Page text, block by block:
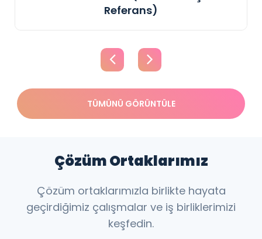
Referans)
TÜMÜNÜ GÖRÜNTÜLE
Çözüm Ortaklarımız
Çözüm ortaklarımızla birlikte hayata
geçirdiğimiz çalışmalar ve iş birliklerimizi
keşfedin.